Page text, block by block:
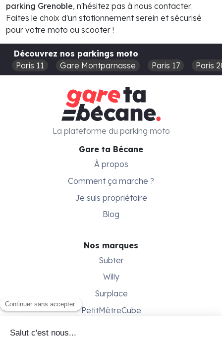
parking Grenoble, n'hésitez pas à nous contacter.
Faites le choix d'un stationnement serein et sécurisé
pour votre moto ou scooter !
Découvrez nos parkings moto
Paris 11
Gare Montparnasse Paris 17 Paris
Gare ta Bécane
À propos
Comment ça marche ?
Je suis propriétaire
Blog
Nos marques
Subter
Willy
Surplace
PetitMètreCube
La plateforme du parking moto